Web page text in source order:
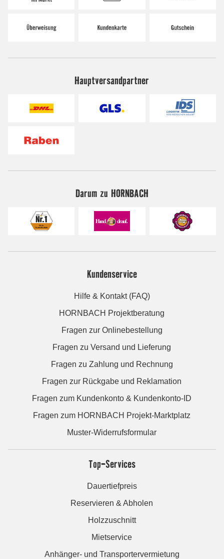
Hauptversandpartner
Darum zu HORNBACH
Kundenservice
Hilfe & Kontakt (FAQ)
HORNBACH Projektberatung
Fragen zur Onlinebestellung
Fragen zu Versand und Lieferung
Fragen zu Zahlung und Rechnung
Fragen zur Rückgabe und Reklamation
Fragen zum Kundenkonto & Kundenkonto-ID
Fragen zum HORNBACH Projekt-Marktplatz
Muster-Widerrufsformular
Top-Services
Dauertiefpreis
Reservieren & Abholen
Holzzuschnitt
Mietservice
Anhänger- und Transportervermietung